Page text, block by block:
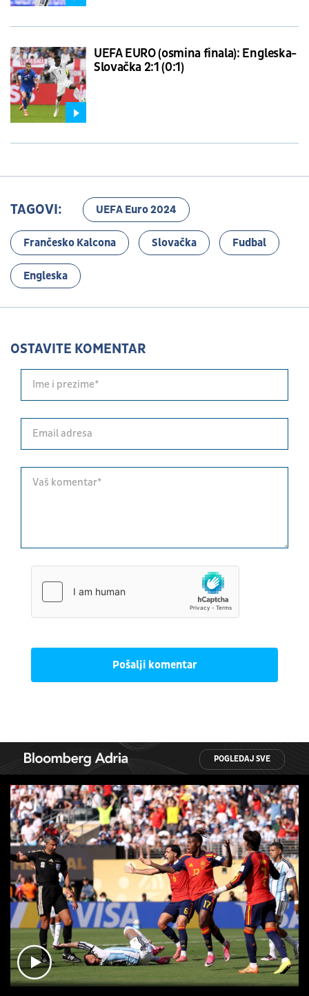
UEFA EURO (osmina finala): Engleska-
Slovačka 2:1 (0:1)
TAGOVI: UEFA Euro 2024
Frančesko Kalcona Slovačka Fudbal
Engleska
OSTAVITE KOMENTAR
Pošalji komentar
POGLEDAJ SVE